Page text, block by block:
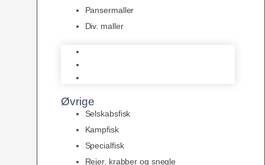
Pansermaller
Div. maller
Øvrige
Selskabsfisk
Kampfisk
Specialfisk
Rejer, krabber og snegle